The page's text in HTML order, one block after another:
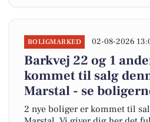
BOLIGMARKED 02-08-2026
Barkvej 22 og 1
kommet til salg
Marstal - se
2 nye boliger er kommet til